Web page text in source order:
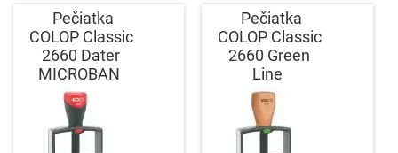
Pečiatka
COLOP Classic
2660 Dater
MICROBAN
Pečiatka
COLOP Classic
2660 Green
Line